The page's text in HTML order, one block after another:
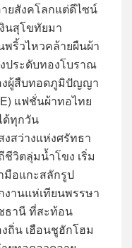
สังคโลกแต่ดีไซน์
นสุโขทัยมา
ริ้วไหวคล้ายผืนผ้า
ประดับทองโบราณ
งผู้สืบทอดภูมิปัญญา
แฟชั่นผ้าทอไทย
ด้ทุกวัน
สว่างแห่งศรัทธา
วิตลุ่มน้ำโขง เริ่ม
มือแกะสลักรูป
งานแห่เทียนพรรษา
ธานี ที่สะท้อน
น เฮือนชูฮักโฮม